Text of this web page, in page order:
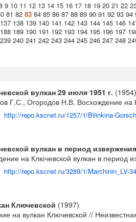
9 10 11 12 13 14 15 16 17 18 19 20 21 22
81 82 83 84 85 86 87 88 89 90 91 92 93 94
137 138 139 140 141 142 143 144 145 146
188 189 190 191 192 193 194 195 196 197
239 240 241 242 243 244 245 246 247 248
вулкан 29 июля 1951 г. (1954)
Г.С., Огородов Н.В. Восхождение на
http://repo.kscnet.ru/1257/1/Bilinkina-
вулкан в период извержения
на Ключевской вулкан в период
http://repo.kscnet.ru/3289/1/Marchinin_LV-
Ключевской (1997)
на вулкан Ключевской //